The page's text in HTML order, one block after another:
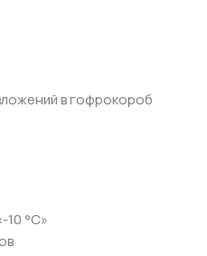
в гофрокороб
10 °С»